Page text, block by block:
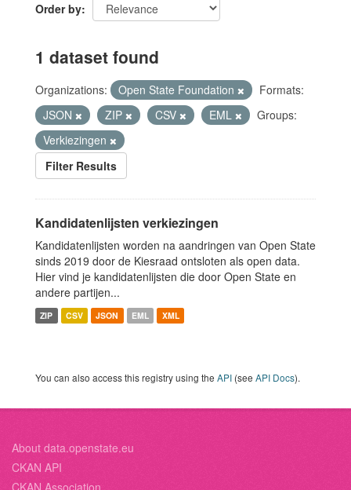
Order by
1 dataset found
Organizations: Open State Foundation
Formats:
JSON
ZIP CSV EML
Groups:
Verkiezingen
Filter Results
Kandidatenlijsten verkiezingen
Kandidatenlijsten worden na aandringen van Open State
sinds 2019 door de Kiesraad ontsloten als open data.
Hier vind je kandidatenlijsten die door Open State en
andere partijen...
ZIP CSV JSON EML XML
You can also access this registry using the API (see API Docs).
About data.openstate.eu
CKAN API
CKAN Association